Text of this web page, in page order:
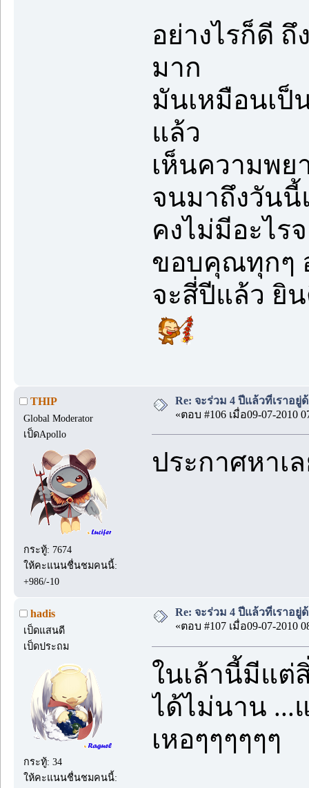
อย่างไรก็ดี
มาก
มันเหมือนเป็
แล้ว
เห็นความพย
จนมาถึงวันนี้
คงไม่มีอะไร
ขอบคุณทุกๆ
จะสี่ปีแล้ว ยิ
THIP
Global Moderator
เป็ดApollo
กระทู้: 7674
ให้คะแนนชื่นชมคนนี้:
+986/-10
Re: จะร่วม 4 ปีแล้วที่เราอยู่
«ตอบ #106 เมื่อ09-07-2010
ประกาศหาเ
hadis
เป็ดแสนดี
เป็ดประถม
กระทู้: 34
ให้คะแนนชื่นชมคนนี้:
Re: จะร่วม 4 ปีแล้วที่เราอยู่
«ตอบ #107 เมื่อ09-07-2010
ในเล้านี้มีแต่
ได้ไม่นาน ...
เหอๆๆๆๆๆๆ